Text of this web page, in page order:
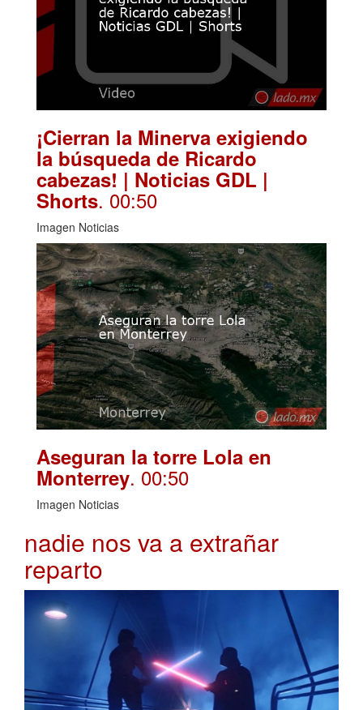
¡Cierran la Minerva exigiendo
la búsqueda de Ricardo
cabezas! | Noticias GDL |
Shorts. 00:50
Imagen Noticias
Aseguran la torre Lola en
Monterrey. 00:50
Imagen Noticias
nadie nos va a extrañar
reparto